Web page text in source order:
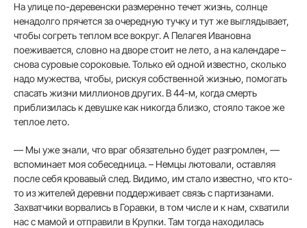
На улице по-деревен­ски размеренно течет жизнь, солнце
ненадолго прячется за очередную тучку и тут же выглядывает,
чтобы согреть теплом все вокруг. А Пелагея Ивановна
поеживается, слов­но на дворе стоит не лето, а на календаре –
снова суровые сороковые. Только ей одной известно, сколько
надо муже­ства, чтобы, рискуя собствен­ной жизнью, помогать
спасать жизни миллионов других. В 44-м, когда смерть
прибли­зилась к девушке как никогда близко, стояло такое же
теплое лето.
— Мы уже знали, что враг обязательно будет разгром­лен, —
вспоминает моя собе­седница. – Немцы лютовали, оставляя
после себя кровавый след. Видимо, им стало из­вестно, что кто-
то из жителей деревни поддерживает связь с партизанами.
Захватчики ворвались в Горавки, в том числе и к нам, схватили
нас с мамой и отправили в Крупки. Там тогда находилась